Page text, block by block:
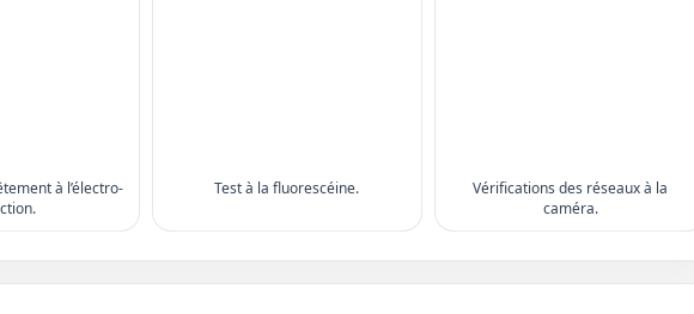
à l’électro-
Test à la fluorescéine.
Vérifications des réseaux à la
caméra.